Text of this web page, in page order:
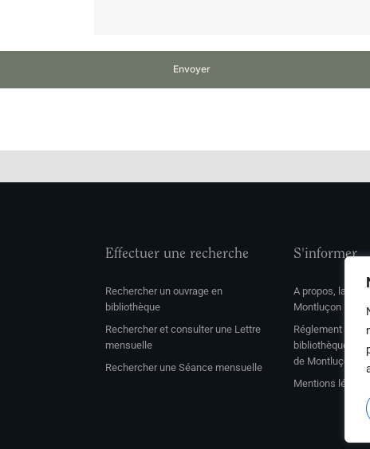
Envoyer
Effectuer une recherche
Rechercher un ouvrage en
bibliothèque
Rechercher et consulter une Lettre
mensuelle
Rechercher une Séance mensuelle
S'informer
A propos, la
Montluçon
Réglement de
bibliothèque et
de Montluçon
Mentions légales